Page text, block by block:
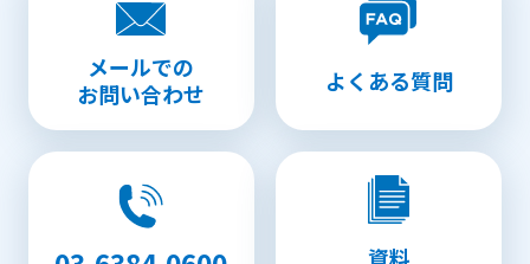
メールでの
お問い合わせ
よくある質問
資料